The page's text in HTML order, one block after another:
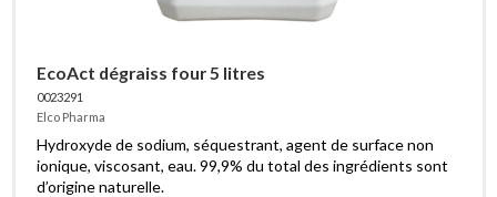
EcoAct dégraiss four 5 litres
0023291
Elco Pharma
Hydroxyde de sodium, séquestrant, agent de surface non
ionique, viscosant, eau. 99,9% du total des ingrédients sont
d’origine naturelle.